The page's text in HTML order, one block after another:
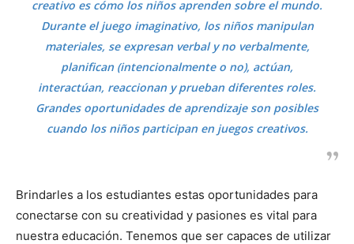
creativo es cómo los niños aprenden sobre el mundo.
Durante el juego imaginativo, los niños manipulan
materiales, se expresan verbal y no verbalmente,
planifican (intencionalmente o no), actúan,
interactúan, reaccionan y prueban diferentes roles.
Grandes oportunidades de aprendizaje son posibles
cuando los niños participan en juegos creativos.
Brindarles a los estudiantes estas oportunidades para
conectarse con su creatividad y pasiones es vital para
nuestra educación. Tenemos que ser capaces de utilizar